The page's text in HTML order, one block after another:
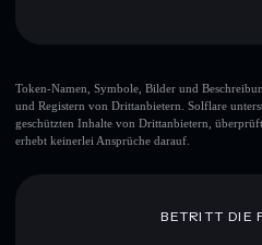
Token-Namen, Symbole, Bilder und
und Registern von Drittanbietern. Solflare
geschützten Inhalte von Drittanbietern,
erhebt keinerlei Ansprüche darauf.
BETRITT DIE